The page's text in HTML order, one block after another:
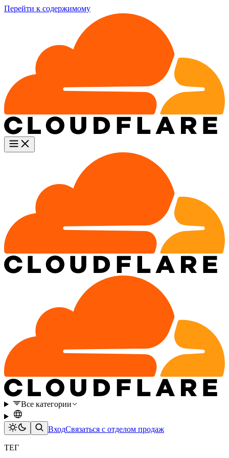
Перейти к содержимому
Все категории
ВходСвязаться с отделом продаж
ТЕГ